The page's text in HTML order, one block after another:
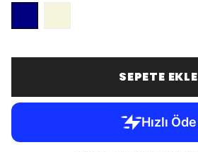
SEPETE EKLE